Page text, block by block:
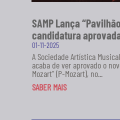
SAMP Lança
candidatura
01-11-2025
A Sociedade Artística
acaba de ver aprovado o
Mozart" (P-Mozart), no...
SABER MAIS